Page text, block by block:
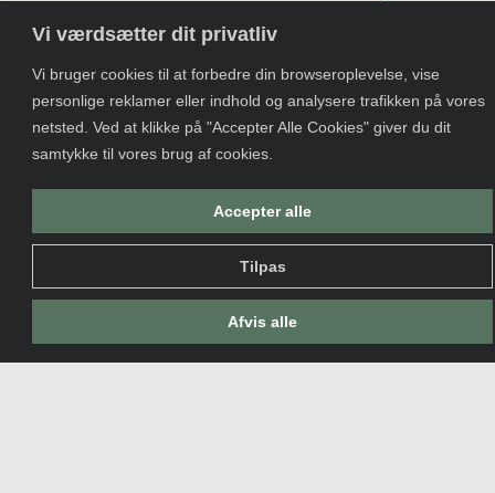
Vi værdsætter dit privatliv
Vi bruger cookies til at forbedre din browseroplevelse, vise
personlige reklamer eller indhold og analysere trafikken på vores
netsted. Ved at klikke på "Accepter Alle Cookies" giver du dit
samtykke til vores brug af cookies.
Tilpas
Afvis alle
Accepter alle
udbyttet af din investering er det
afgørende at etablere et tydeligt
formål og konkrete målsætninger, så
du kan skabe målbare resultater. I
dette kursus vil du lære at opstille
specifikke, målbare, anvendelige,
relevante og tidsbegrænsede
(SMART) målsætninger, så I kan
evaluere jeres succes og identificere
områder, der eventuelt kræver
forbedring. Du vil endvidere få